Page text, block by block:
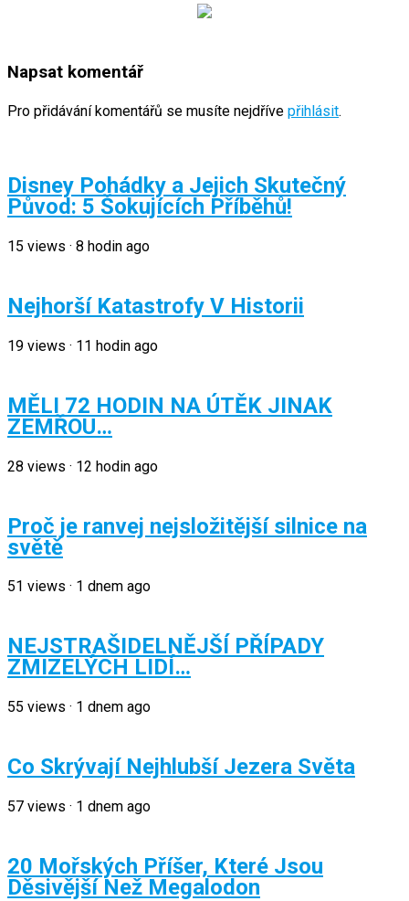
Napsat komentář
Pro přidávání komentářů se musíte nejdříve přihlásit.
Disney Pohádky a Jejich Skutečný
Původ: 5 Šokujících Příběhů!
15 views · 8 hodin ago
Nejhorší Katastrofy V Historii
19 views · 11 hodin ago
MĚLI 72 HODIN NA ÚTĚK JINAK
ZEMŘOU…
28 views · 12 hodin ago
Proč je ranvej nejsložitější silnice na
světě
51 views · 1 dnem ago
NEJSTRAŠIDELNĚJŠÍ PŘÍPADY
ZMIZELÝCH LIDÍ…
55 views · 1 dnem ago
Co Skrývají Nejhlubší Jezera Světa
57 views · 1 dnem ago
20 Mořských Příšer, Které Jsou
Děsivější Než Megalodon